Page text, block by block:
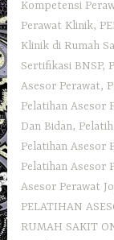
Kompetensi
Perawat Klinik,
Klinik di Rumah
Sertifikasi BNSP,
Asesor Perawat,
Pelatihan Asesor
Dan Bidan,
Pelatihan Asesor
Pelatihan Asesor
Asesor Perawat
PELATIHAN
RUMAH SAKIT